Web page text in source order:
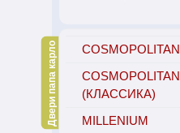
Двери папа карло
COSMOPOLITAN
COSMOPOLITAN
(КЛАССИКА)
MILLENIUM